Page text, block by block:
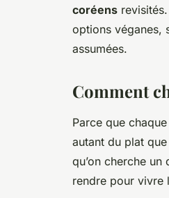
coréens
options véganes,
assumées.
Comment
Parce que
autant du plat
qu’on cherche
rendre pour vivre